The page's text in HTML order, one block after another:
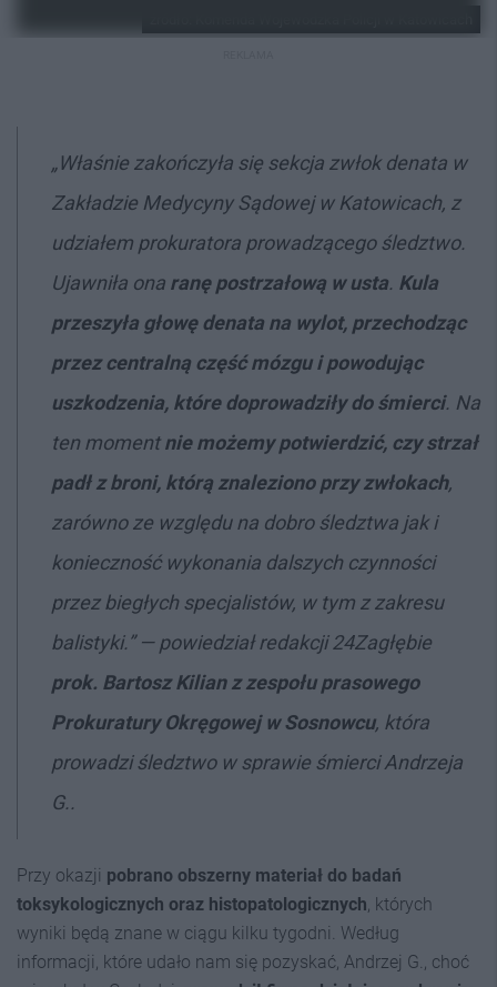
„Właśnie zakończyła się sekcja zwłok denata w
Zakładzie Medycyny Sądowej w Katowicach, z
udziałem prokuratora prowadzącego śledztwo.
Ujawniła ona ranę postrzałową w usta. Kula
przeszyła głowę denata na wylot, przechodząc
przez centralną część mózgu i powodując
uszkodzenia, które doprowadziły do śmierci. Na
ten momentnie możemy potwierdzić, czy strzał
padł z broni, którą znaleziono przy zwłokach,
zarówno ze względu na dobro śledztwa jak i
konieczność wykonania dalszych czynności
przez biegłych specjalistów, w tym z zakresu
balistyki.” — powiedział redakcji 24Zagłębie
prok. Bartosz Kilian z zespołu prasowego
Prokuratury Okręgowej w Sosnowcu, która
prowadzi śledztwo w sprawie śmierci Andrzeja
G..
Przy okazji pobrano obszerny materiał do badań
toksykologicznych oraz histopatologicznych , których
wyniki będą znane w ciągu kilku tygodni. Według
informacji, które udało nam się pozyskać, Andrzej G., choć